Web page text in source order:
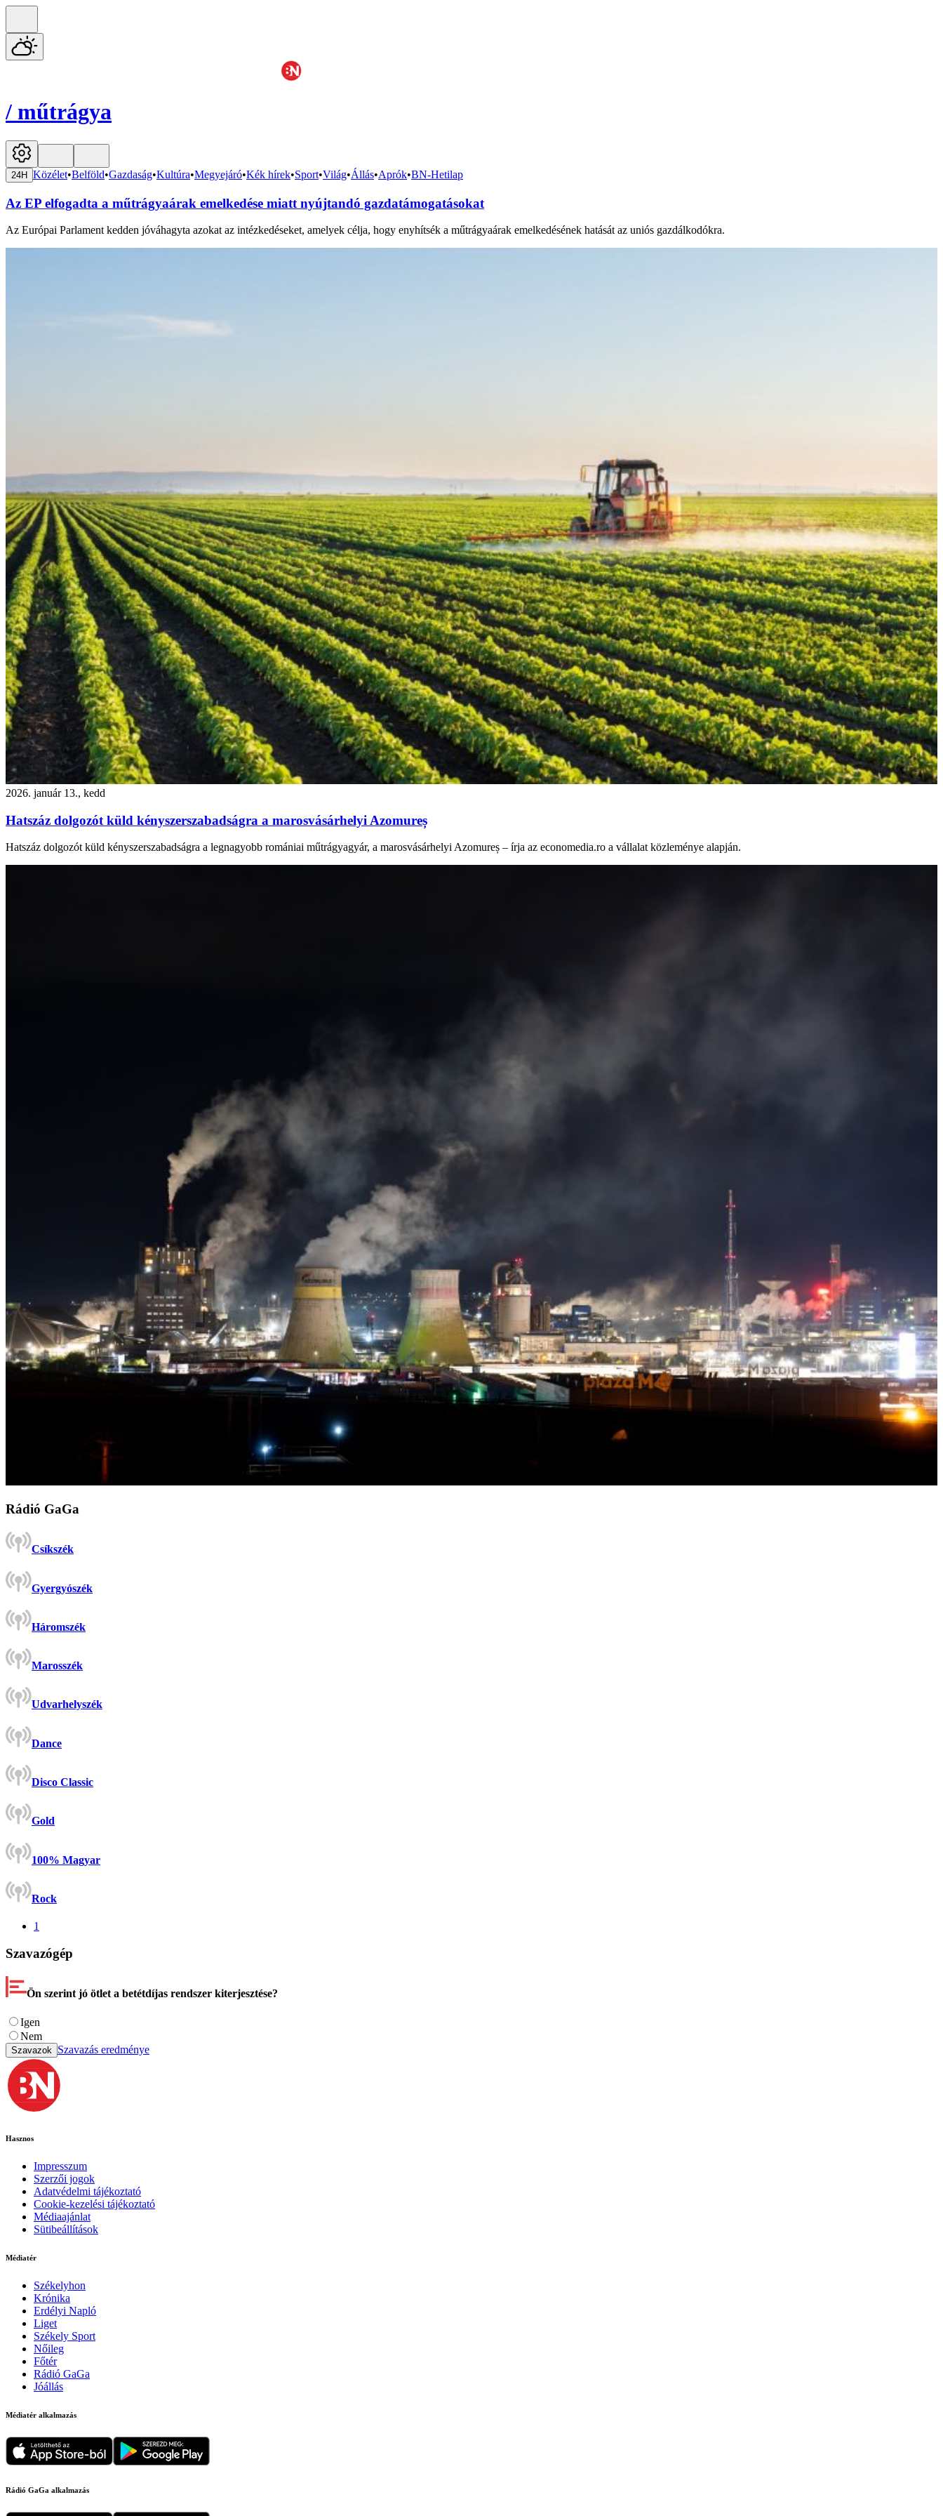
/ műtrágya
24H Közélet•Belföld•Gazdaság•Kultúra•Megyejáró•Kék hírek•Sport•Világ•Állás•Aprók•BN-Hetilap
Az EP elfogadta a műtrágyaárak emelkedése miatt nyújtandó gazdatámogatásokat
Az Európai Parlament kedden jóváhagyta azokat az intézkedéseket, amelyek célja, hogy enyhítsék a műtrágyaárak emelkedésének hatását az uniós gazdálkodókra.
2026. január 13., kedd
Hatszáz dolgozót küld kényszerszabadságra a marosvásárhelyi Azomureș
Hatszáz dolgozót küld kényszerszabadságra a legnagyobb romániai műtrágyagyár, a marosvásárhelyi Azomureș – írja az economedia.ro a vállalat közleménye alapján.
Rádió GaGa
Csíkszék
Gyergyószék
Háromszék
Marosszék
Udvarhelyszék
Dance
Disco Classic
Gold
100% Magyar
Rock
1
Szavazógép
Ön szerint jó ötlet a betétdíjas rendszer kiterjesztése?
Igen
Nem
Szavazok Szavazás eredménye
Hasznos
Impresszum
Szerzői jogok
Adatvédelmi tájékoztató
Cookie-kezelési tájékoztató
Médiaajánlat
Sütibeállítások
Médiatér
Székelyhon
Krónika
Erdélyi Napló
Liget
Székely Sport
Nőileg
Főtér
Rádió GaGa
Jóállás
Médiatér alkalmazás
Rádió GaGa alkalmazás